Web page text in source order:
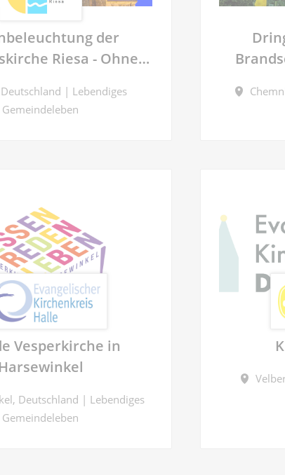
der
Riesa - Ohne
Deutschland | Lebendiges
Gemeindeleben
Vesperkirche in
Harsewinkel
Deutschland | Lebendiges
Gemeindeleben